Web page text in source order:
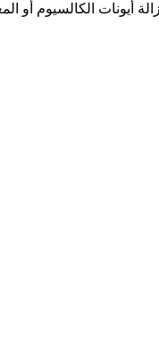
أيونات الكالسيوم أو